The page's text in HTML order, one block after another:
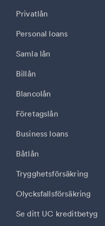
Privatlån
Personal loans
Samla lån
Billån
Blancolån
Företagslån
Business loans
Båtlån
Trygghetsförsäkring
Olycksfallsförsäkring
Se ditt UC kreditbetyg